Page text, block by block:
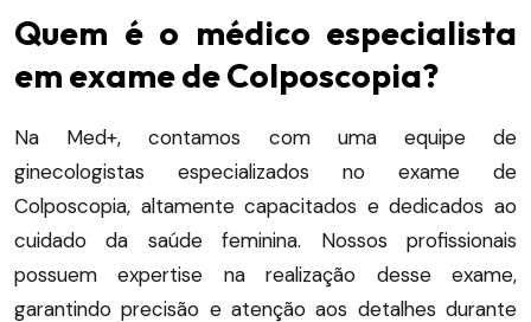
Quem é o médico especialista
em exame de Colposcopia?
Na Med+, contamos com uma equipe de
ginecologistas especializados no exame de
Colposcopia, altamente capacitados e dedicados ao
cuidado da saúde feminina. Nossos profissionais
possuem expertise na realização desse exame,
garantindo precisão e atenção aos detalhes durante